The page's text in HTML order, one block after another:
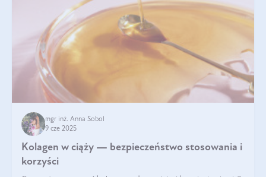
mgr inż. Anna Sobol
9 cze 2025
Kolagen w ciąży — bezpieczeństwo stosowania i
korzyści